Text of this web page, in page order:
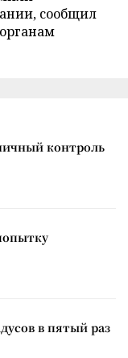
сообщил
контроль
в пятый раз